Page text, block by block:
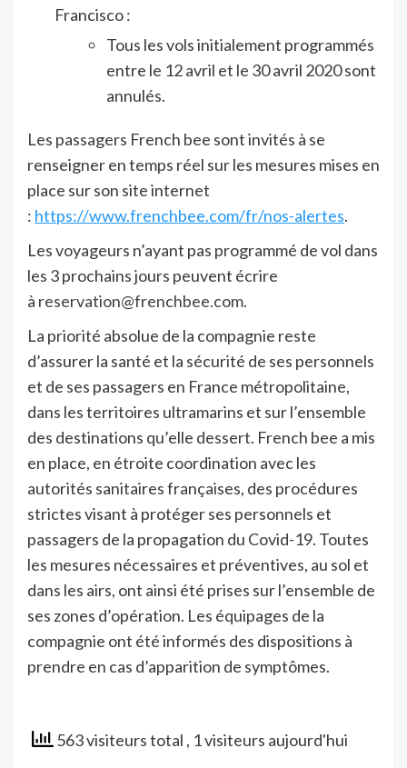
Francisco :
Tous les vols initialement programmés
entre le 12 avril et le 30 avril 2020 sont
annulés.
Les passagers French bee sont invités à se
renseigner en temps réel sur les mesures mises en
place sur son site internet
: https://www.frenchbee.com/fr/nos-alertes.
Les voyageurs n’ayant pas programmé de vol dans
les 3 prochains jours peuvent écrire
à reservation@frenchbee.com.
La priorité absolue de la compagnie reste
d’assurer la santé et la sécurité de ses personnels
et de ses passagers en France métropolitaine,
dans les territoires ultramarins et sur l’ensemble
des destinations qu’elle dessert. French bee a mis
en place, en étroite coordination avec les
autorités sanitaires françaises, des procédures
strictes visant à protéger ses personnels et
passagers de la propagation du Covid-19. Toutes
les mesures nécessaires et préventives, au sol et
dans les airs, ont ainsi été prises sur l’ensemble de
ses zones d’opération. Les équipages de la
compagnie ont été informés des dispositions à
prendre en cas d’apparition de symptômes.
563 visiteurs total , 1 visiteurs aujourd'hui